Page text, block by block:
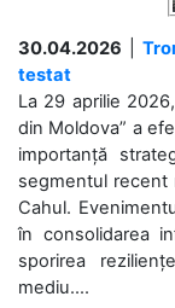
30.04.2026 |
testat
La 29 aprilie
din Moldova” a
importanță
segmentul recent
Cahul.
în consolidarea
sporirea
mediu....